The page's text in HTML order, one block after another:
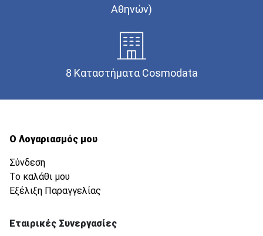
Αθηνών)
8 Καταστήματα Cosmodata
Ο Λογαριασμός μου
Σύνδεση
Το καλάθι μου
Εξέλιξη Παραγγελίας
Εταιρικές Συνεργασίες